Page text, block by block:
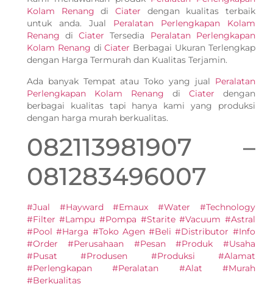
Kolam Renang di Ciater dengan kualitas terbaik
untuk anda. Jual Peralatan Perlengkapan Kolam
Renang diCiater Tersedia Peralatan Perlengkapan
Kolam Renang diCiater Berbagai Ukuran Terlengkap
dengan Harga Termurah dan Kualitas Terjamin.
Ada banyak Tempat atau Toko yang jual Peralatan
Perlengkapan Kolam Renang di Ciater dengan
berbagai kualitas tapi hanya kami yang produksi
dengan harga murah berkualitas.
082113981907 –
081283496007
#Jual #Hayward #Emaux #Water #Technology
#Filter #Lampu #Pompa #Starite #Vacuum #Astral
#Pool #Harga #Toko Agen #Beli #Distributor #Info
#Order #Perusahaan #Pesan #Produk #Usaha
#Pusat #Produsen #Produksi #Alamat
#Perlengkapan #Peralatan #Alat #Murah
#Berkualitas